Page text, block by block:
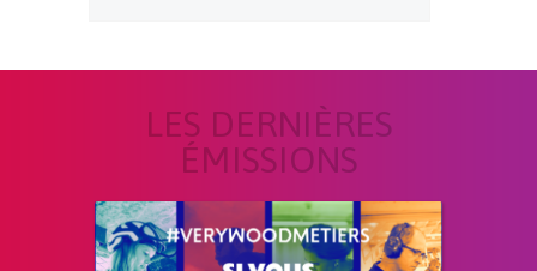
LES DERNIÈRES
ÉMISSIONS